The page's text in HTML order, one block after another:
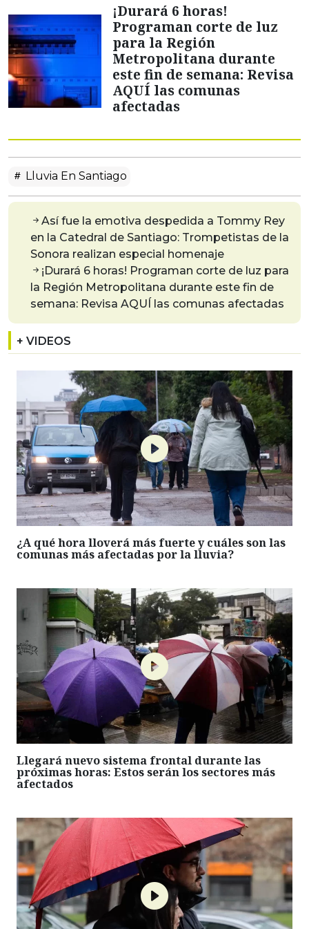
¡Durará 6 horas!
Programan corte de luz
para la Región
Metropolitana durante
este fin de semana: Revisa
AQUÍ las comunas
afectadas
Lluvia En Santiago
Así fue la emotiva despedida a Tommy Rey
en la Catedral de Santiago: Trompetistas de la
Sonora realizan especial homenaje
¡Durará 6 horas! Programan corte de luz para
la Región Metropolitana durante este fin de
semana: Revisa AQUÍ las comunas afectadas
+ VIDEOS
¿A qué hora lloverá más fuerte y cuáles son las
comunas más afectadas por la lluvia?
Llegará nuevo sistema frontal durante las
próximas horas: Estos serán los sectores más
afectados